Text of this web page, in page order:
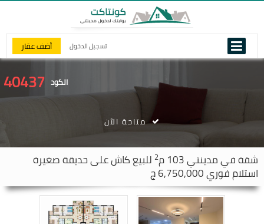
تسجيل الدخول أضف عقار
الكود 40437
شقة فيمدينتي 2 للبيع كاش على حديقة صغيرة
استلام فوري 6,750,000 ج
متاحة الآن